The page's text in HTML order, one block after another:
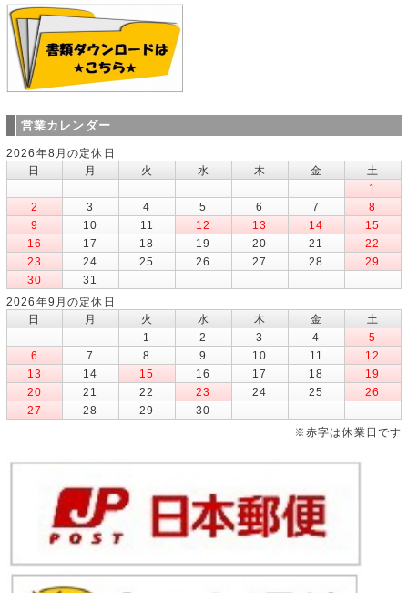
営業カレンダー
2026年8月の定休日
日
月 火 水 木 金
土
1
2
3 4 5 6 7
8
9
10 11 12 13 14
15
16
17 18 19 20 21
22
23
24 25 26 27 28
29
30
31
2026年9月の定休日
日
月 火 水 木 金
土
1
2 3 4
5
6
7 8 9 10 11
12
13
14 15 16 17 18
19
20
21 22 23 24 25
26
27
28 29
30
※赤字は休業日です